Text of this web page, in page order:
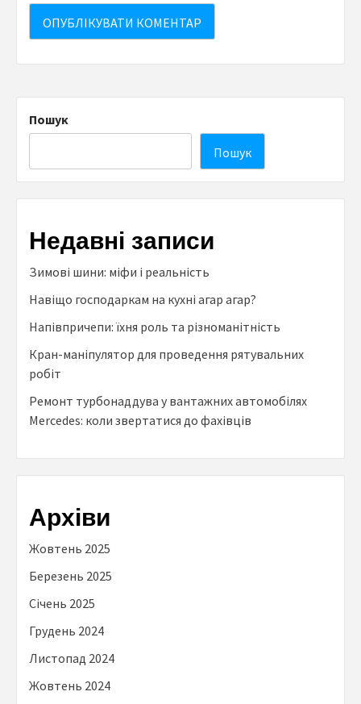
Пошук
Пошук
Недавні записи
Зимові шини: міфи і реальність
Навіщо господаркам на кухні агар агар?
Напівпричепи: їхня роль та різноманітність
Кран-маніпулятор для проведення рятувальних
робіт
Ремонт турбонаддува у вантажних автомобілях
Mercedes: коли звертатися до фахівців
Архіви
Жовтень 2025
Березень 2025
Січень 2025
Грудень 2024
Листопад 2024
Жовтень 2024